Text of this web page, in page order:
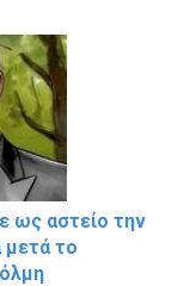
ως αστείο την
μετά το